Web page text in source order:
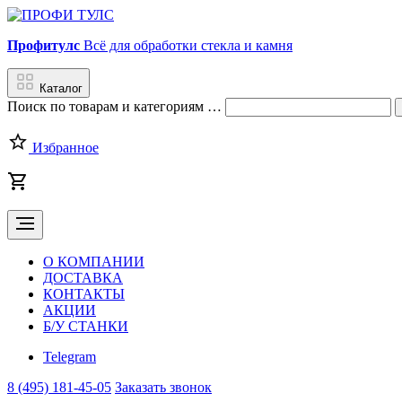
Профитулс Всё для обработки стекла и камня
Каталог
Поиск по товарам и категориям …
Избранное
О КОМПАНИИ
ДОСТАВКА
КОНТАКТЫ
АКЦИИ
Б/У СТАНКИ
Telegram
8 (495) 181-45-05 Заказать звонок